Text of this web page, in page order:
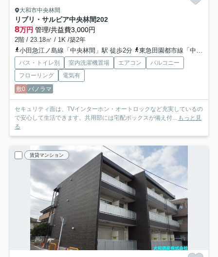
大和市中央林間
リブリ・サルビア中央林間202
8万円 管理/共益費3,000円
2階 / 23.18㎡ / 1K /築2年
小田急江ノ島線「中央林間」駅 徒歩2分
東急田園都市線「中央林間」駅 徒歩4分
バス・トイレ別 室内洗濯機置場 エアコン
バルコニー
フローリング
電気有
敷0 パノラマ
セキュリティ面は、TVインターホン・オートロックなど充実しているの
で安心して生活できます。共用部には宅配ボックスが備え付... もっと見
る
賃貸マンション